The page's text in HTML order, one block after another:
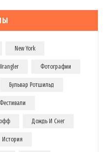
New York
Фотографии
Бульвар Ротшильд
Дождь И Снег
История